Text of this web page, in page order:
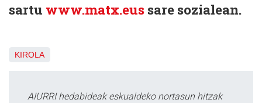
sartu www.matx.eus sare sozialean.
KIROLA
AIURRI hedabideak eskualdeko nortasun hitzak